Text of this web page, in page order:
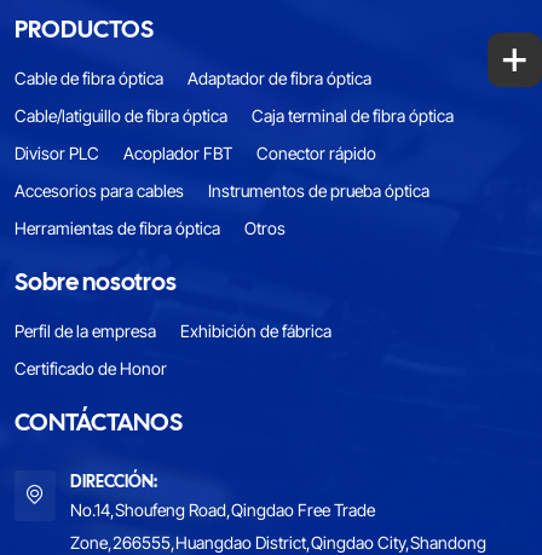
PRODUCTOS
Cable de fibra óptica
Adaptador de fibra óptica
Cable/latiguillo de fibra óptica
Caja terminal de fibra óptica
Divisor PLC
Acoplador FBT
Conector rápido
Accesorios para cables
Instrumentos de prueba óptica
Herramientas de fibra óptica
Otros
Sobre nosotros
Perfil de la empresa
Exhibición de fábrica
Certificado de Honor
CONTÁCTANOS
DIRECCIÓN:
No.14,Shoufeng Road,Qingdao Free Trade
Zone,266555,Huangdao District,Qingdao City,Shandong
+